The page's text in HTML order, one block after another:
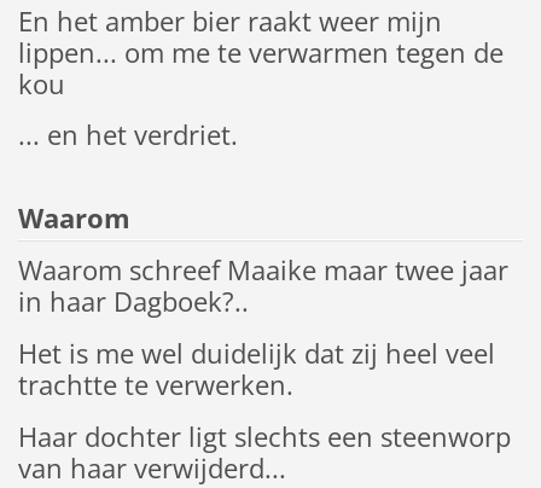
En het amber bier raakt weer mijn
lippen... om me te verwarmen tegen de
kou
... en het verdriet.
Waarom
Waarom schreef Maaike maar twee jaar
in haar Dagboek?..
Het is me wel duidelijk dat zij heel veel
trachtte te verwerken.
Haar dochter ligt slechts een steenworp
van haar verwijderd...